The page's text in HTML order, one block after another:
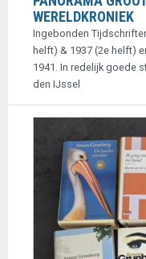
WERELDKRONIEK
Ingebonden
helft) & 1937 (2e helft)
1941. In redelijk goede
den IJssel